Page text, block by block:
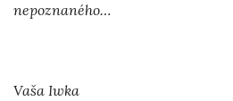
nepoznaného…
Vaša Iwka